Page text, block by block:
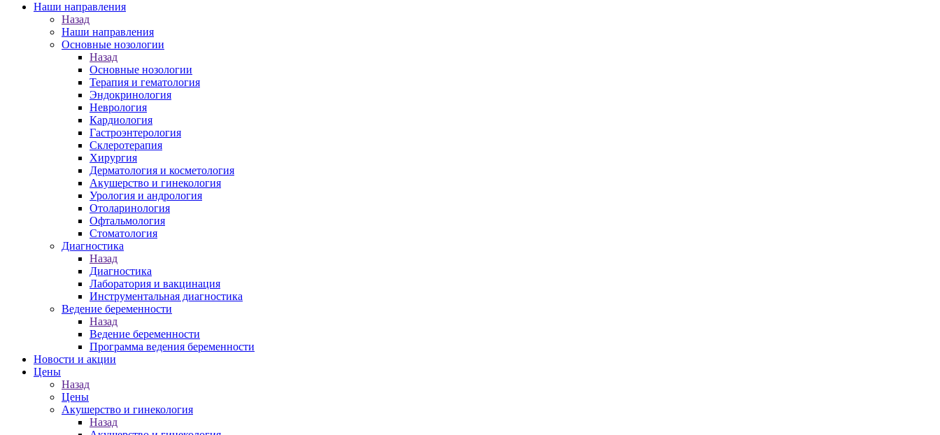
Наши направления
Назад
Наши направления
Основные нозологии
Назад
Основные нозологии
Терапия и гематология
Эндокринология
Неврология
Кардиология
Гастроэнтерология
Склеротерапия
Хирургия
Дерматология и косметология
Акушерство и гинекология
Урология и андрология
Отоларинология
Офтальмология
Стоматология
Диагностика
Назад
Диагностика
Лаборатория и вакцинация
Инструментальная диагностика
Ведение беременности
Назад
Ведение беременности
Программа ведения беременности
Новости и акции
Цены
Назад
Цены
Акушерство и гинекология
Назад